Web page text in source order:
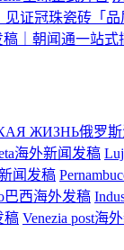
见证冠珠瓷砖「
｜朝闻通一站
ЖИЗНЬ俄罗斯
海外新闻发稿
闻发稿
巴西海外发稿
稿 Venezia post海